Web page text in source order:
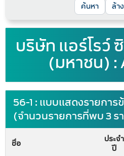
ล้า
บริษัท แอร์โรว์
(มหาชน) :
56-1 : แบบแสดงรายการ
(จำนวนรายการที่พบ 3 ร
ชื่อ
ประจำ
ปี